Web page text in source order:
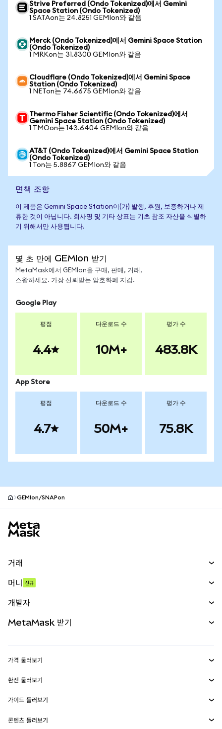
Strive Preferred (Ondo Tokenized)에서 Gemini
Space Station (Ondo Tokenized)
1 SATAon는 24.8251 GEMIon와 같음
Merck (Ondo Tokenized)에서 Gemini Space Station
(Ondo Tokenized)
1 MRKon는 31.8300 GEMIon와 같음
Cloudflare (Ondo Tokenized)에서 Gemini Space
Station (Ondo Tokenized)
1 NETon는 74.6675 GEMIon와 같음
Thermo Fisher Scientific (Ondo Tokenized)에서
Gemini Space Station (Ondo Tokenized)
1 TMOon는 143.6404 GEMIon와 같음
AT&T (Ondo Tokenized)에서 Gemini Space Station
(Ondo Tokenized)
1 Ton는 5.8867 GEMIon와 같음
면책 조항
이 제품은 Gemini Space Station이(가) 발행, 후원, 보증하거나 제
휴한 것이 아닙니다. 회사명 및 기타 상표는 기초 참조 자산을 식별하
기 위해서만 사용됩니다.
몇 초 만에 GEMIon 받기
MetaMask에서 GEMIon을 구매, 판매, 거래,
스왑하세요. 가장 신뢰받는 암호화폐 지갑.
Google Play
평점
4.4
다운로드 수
10M+
평가 수
483.8K
App Store
평점
4.7
다운로드 수
50M+
평가 수
75.8K
GEMIon/SNAPon
거래
무기한 선물
실물자산
머니 신규
개발자
MetaMask Connect
Snaps
웹3 서비스
MetaMask 받기
보안
고객 지원
가격 둘러보기
이더리움 가격
솔라나 가격
환전 둘러보기
ETH를 USD로 환전
USDT를 INR로 환전
가이드 둘러보기
ETH 매수
콘텐츠 둘러보기